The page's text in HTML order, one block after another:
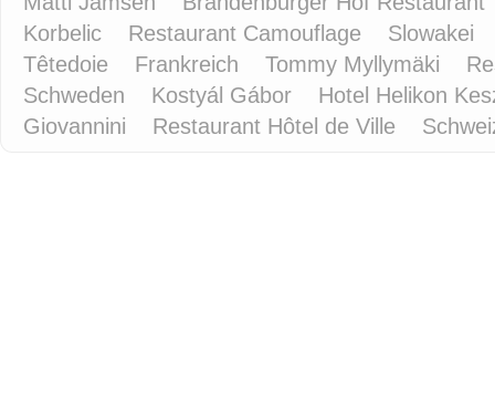
Korbelic
Restaurant Camouflage
Slowakei
Têtedoie
Frankreich Tommy Myllymäki
Schweden
Kostyál Gábor
Hotel Helikon
Giovannini
Restaurant Hôtel de Ville